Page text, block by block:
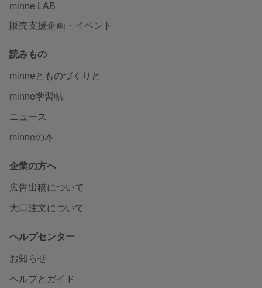
minne LAB
販売支援企画・イベント
読みもの
minneとものづくりと
minne学習帖
ニュース
minneの本
企業の方へ
広告出稿について
大口注文について
ヘルプセンター
お知らせ
ヘルプとガイド